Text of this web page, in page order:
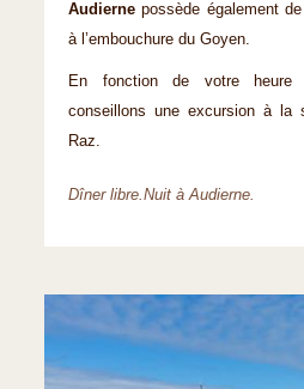
Audiernepossède également
à l’embouchure du Goyen.
En fonction de votre heure
conseillons une excursion à la
Raz.
Dîner libre.Nuit à Audierne.